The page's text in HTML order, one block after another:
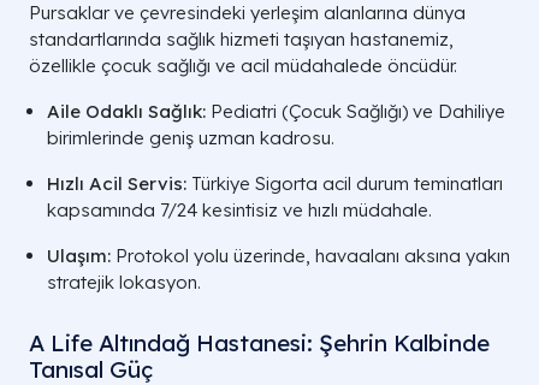
Pursaklar ve çevresindeki yerleşim alanlarına dünya
standartlarında sağlık hizmeti taşıyan hastanemiz,
özellikle çocuk sağlığı ve acil müdahalede öncüdür.
Aile Odaklı Sağlık: Pediatri (Çocuk Sağlığı) ve Dahiliye
birimlerinde geniş uzman kadrosu.
Hızlı Acil Servis: Türkiye Sigorta acil durum teminatları
kapsamında 7/24 kesintisiz ve hızlı müdahale.
Ulaşım: Protokol yolu üzerinde, havaalanı aksına yakın
stratejik lokasyon.
A Life Altındağ Hastanesi: Şehrin Kalbinde
Tanısal Güç